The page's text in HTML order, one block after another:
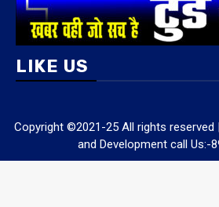
LIKE US
Copyright ©2021-25 All rights reserved
and Development call Us:-